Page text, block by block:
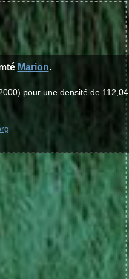
Marion.
pour une densité de 112,04